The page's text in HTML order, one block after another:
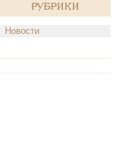
Рубрики
Новости